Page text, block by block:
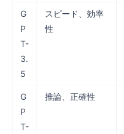
G
P
T-
3.
5
スピード、効率
性
G
P
T-
推論、正確性